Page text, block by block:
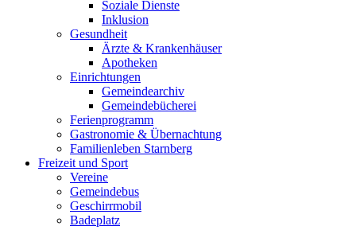
Soziale Dienste
Inklusion
Gesundheit
Ärzte & Krankenhäuser
Apotheken
Einrichtungen
Gemeindearchiv
Gemeindebücherei
Ferienprogramm
Gastronomie & Übernachtung
Familienleben Starnberg
Freizeit und Sport
Vereine
Gemeindebus
Geschirrmobil
Badeplatz